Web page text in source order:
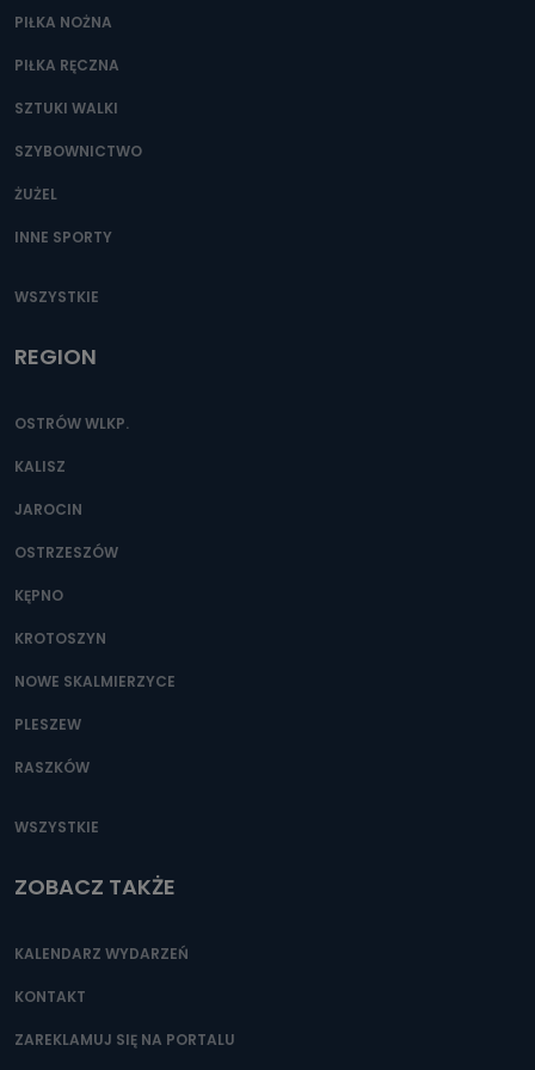
PIŁKA NOŻNA
PIŁKA RĘCZNA
SZTUKI WALKI
SZYBOWNICTWO
ŻUŻEL
INNE SPORTY
WSZYSTKIE
REGION
OSTRÓW WLKP.
KALISZ
JAROCIN
OSTRZESZÓW
KĘPNO
KROTOSZYN
NOWE SKALMIERZYCE
PLESZEW
RASZKÓW
WSZYSTKIE
ZOBACZ TAKŻE
KALENDARZ WYDARZEŃ
KONTAKT
ZAREKLAMUJ SIĘ NA PORTALU